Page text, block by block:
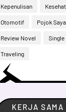
Kepenulisan
Otomotif Pojok Saya
Review Novel Single
Traveling
KERJA SAMA